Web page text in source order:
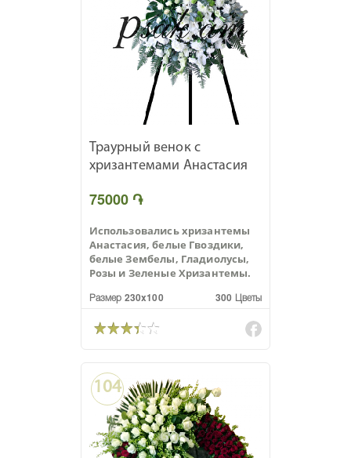
Траурный венок с
хризантемами Анастасия
75000 ֏
Использовались хризантемы
Анастасия, белые Гвоздики,
белые Зембелы, Гладиолусы,
Розы и Зеленые Хризантемы.
Размер 230x100
300 Цветы
104